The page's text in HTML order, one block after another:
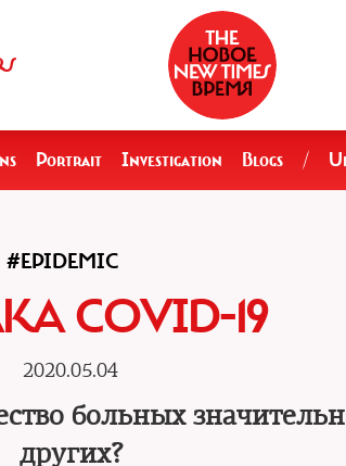
Portrait Investigation Blogs /
#EPIDEMIC
COVID-19
2020.05.04
больных
других?